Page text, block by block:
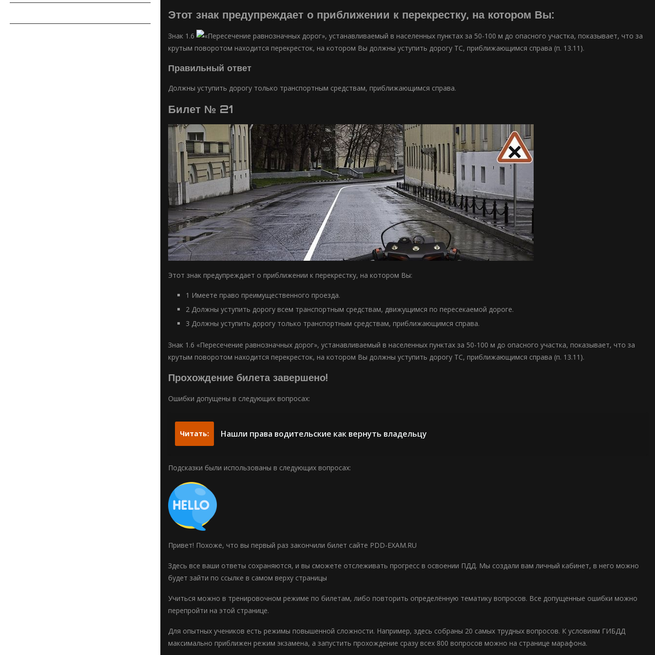
Этот знак предупреждает о приближении к перекрестку, на котором Вы:
Знак 1.6
«Пересечение равнозначных дорог», устанавливаемый в населенных пунктах за 50-100 м до опасного участка, показывает, что за
крутым поворотом находится перекресток, на котором Вы должны уступить дорогу ТС, приближающимся справа (п. 13.11).
Правильный ответ
Должны уступить дорогу только транспортным средствам, приближающимся справа.
Билет № 21
Этот знак предупреждает о приближении к перекрестку, на котором Вы:
1 Имеете право преимущественного проезда.
2 Должны уступить дорогу всем транспортным средствам, движущимся по пересекаемой дороге.
3 Должны уступить дорогу только транспортным средствам, приближающимся справа.
Знак 1.6 «Пересечение равнозначных дорог», устанавливаемый в населенных пунктах за 50-100 м до опасного участка, показывает, что за
крутым поворотом находится перекресток, на котором Вы должны уступить дорогу ТС, приближающимся справа (п. 13.11).
Прохождение билета завершено!
Ошибки допущены в следующих вопросах:
Читать: Нашли права водительские как вернуть владельцу
Подсказки были использованы в следующих вопросах:
Привет! Похоже, что вы первый раз закончили билет сайте PDD-EXAM.RU
Здесь все ваши ответы сохраняются, и вы сможете отслеживать прогресс в освоении ПДД. Мы создали вам личный кабинет, в него можно
будет зайти по ссылке в самом верху страницы
Учиться можно в тренировочном режиме по билетам, либо повторить определённую тематику вопросов. Все допущенные ошибки можно
перепройти на этой странице.
Для опытных учеников есть режимы повышенной сложности. Например, здесь собраны 20 самых трудных вопросов. К условиям ГИБДД
максимально приближен режим экзамена, а запустить прохождение сразу всех 800 вопросов можно на странице марафона.